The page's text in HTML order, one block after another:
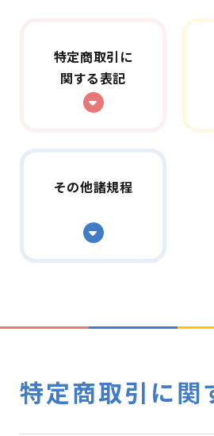
特定商取引に
関する表記
その他諸規程
特定商取引に関